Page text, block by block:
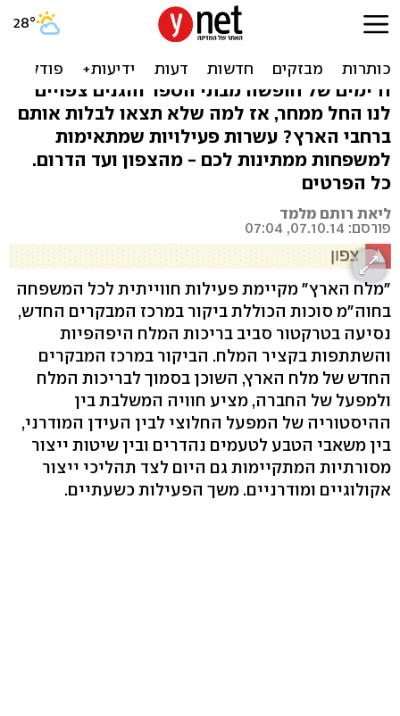
שוב חופש: כל מה שאפשר
לעשות עם הילדים בסוכות
11 ימים של חופשה מבתי הספר והגנים צפויים
לנו החל ממחר, אז למה שלא תצאו לבלות אותם
ברחבי הארץ? עשרות פעילויות שמתאימות
למשפחות ממתינות לכם - מהצפון ועד הדרום.
כל הפרטים
ליאת רותם מלמד
פורסם: 07.10.14, 07:04
"מלח הארץ" מקיימת פעילות חווייתית לכל המשפחה
בחוה"מ סוכות הכוללת ביקור במרכז המבקרים החדש,
נסיעה בטרקטור סביב בריכות המלח היפהפיות
והשתתפות בקציר המלח. הביקור במרכז המבקרים
החדש של מלח הארץ, השוכן בסמוך לבריכות המלח
ולמפעל של החברה, מציע חוויה המשלבת בין
ההיסטוריה של המפעל החלוצי לבין העידן המודרני,
בין משאבי הטבע לטעמים נהדרים ובין שיטות ייצור
מסורתיות המתקיימות גם היום לצד תהליכי ייצור
אקולוגיים ומודרניים. משך הפעילות כשעתיים.